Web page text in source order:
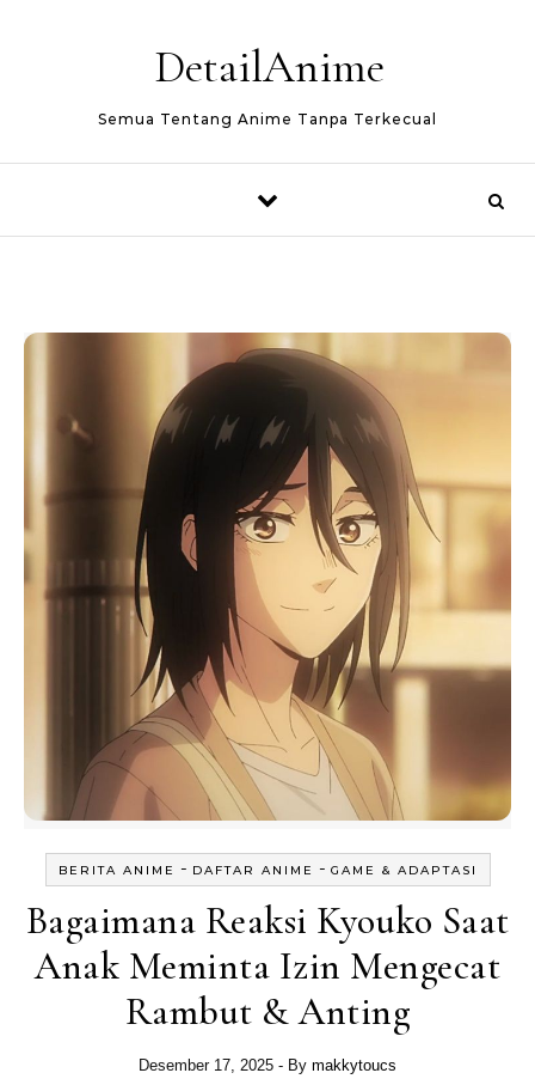
DetailAnime
Semua Tentang Anime Tanpa Terkecual
BERITA ANIME - DAFTAR ANIME - GAME & ADAPTASI
Bagaimana Reaksi Kyouko Saat
Anak Meminta Izin Mengecat
Rambut & Anting
Desember 17, 2025 - By makkytoucs